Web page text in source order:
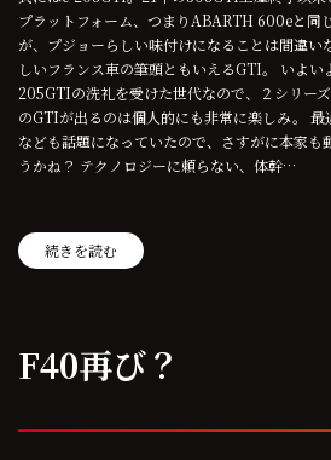
プラットフォーム、つまりABARTH 600eと同
が、プジョーらしい味付けになることは間違い
しいフランス車の筆頭ともいえるGTI。 いよい
205GTIの洗礼を受けた世代なので、２シリー
のGTIが出るのは個人的にも非常に楽しみ。
なども話題になっていたので、さすがに本家も
うかね？ テクノロジーに頼らない、体幹…
続きを読む
F40再び？